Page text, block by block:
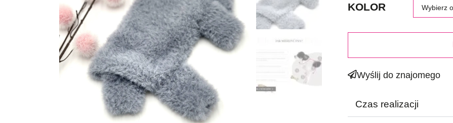
KOLOR
Wyślij do znajomego
Czas realizacji